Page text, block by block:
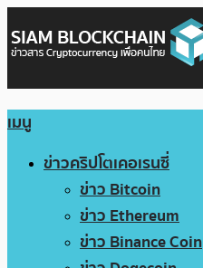
เมนู
ข่าวคริปโตเคอเรนซี่
ข่าว Bitcoin
ข่าว Ethereum
ข่าว Binance Coin